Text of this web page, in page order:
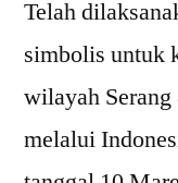
Telah
simbolis untuk
wilayah
melalui